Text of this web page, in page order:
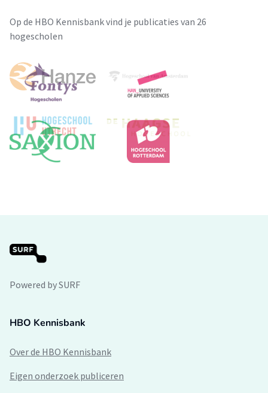
Op de HBO Kennisbank vind je publicaties van 26
hogescholen
Powered by SURF
HBO Kennisbank
Over de HBO Kennisbank
Eigen onderzoek publiceren